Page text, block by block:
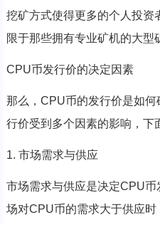
挖矿方式使得更多的个人投资
限于那些拥有专业矿机的大型
CPU币发行价的决定因素
那么，CPU币的发行价是如
行价受到多个因素的影响，下
1. 市场需求与供应
市场需求与供应是决定CPU
场对CPU币的需求大于供应